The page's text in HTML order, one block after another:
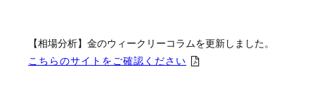
【相場分析】金のウィークリーコラムを更新しました。
こちらのサイトをご確認ください